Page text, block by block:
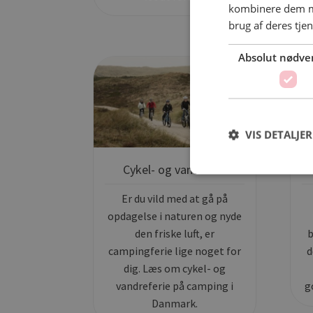
Cykel- og vandretur
Er du vild med at gå på
opdagelse i naturen og nyde
den friske luft, er
campingferie lige noget for
dig. Læs om cykel- og
vandreferie på camping i
Danmark.
kombinere dem
brug af deres
Absolut
VIS DETALJER